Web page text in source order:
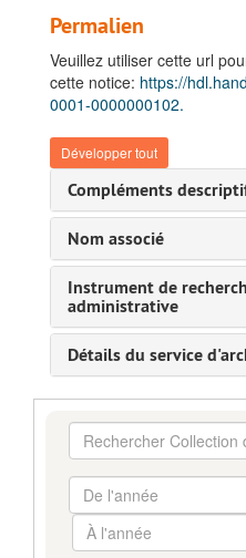
Permalien
Veuillez utiliser cette url
cette notice: https://
0001-0000000102.
Développer tout
Compléments
Nom associé
Instrument de
administrative
Détails du service
Rechercher
Collection
d'archives
De
l'année
À
l'année